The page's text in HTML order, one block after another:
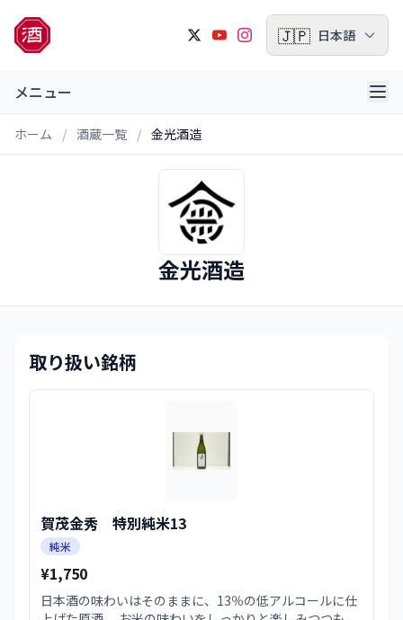
🇯🇵 日本語
メニュー
ホーム / 酒蔵一覧 / 金光酒造
金光酒造
取り扱い銘柄
賀茂金秀 特別純米13
純米
¥1,750
日本酒の味わいはそのままに、13％の低アルコールに仕